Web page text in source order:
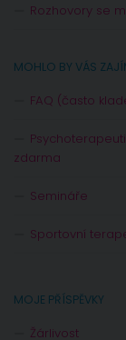
Rozhovory se
MOHLO BY VÁS
FAQ (často
zdarma
Semináře
Sportovní
MOJE PŘÍSPĚVKY
Žárlivost